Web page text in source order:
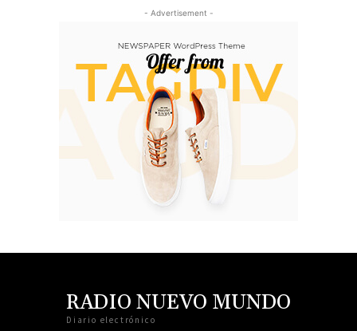
- Advertisement -
RADIO NUEVO MUNDO
Diario electrónico